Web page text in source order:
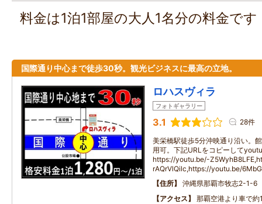
料金は1泊1部屋の大人1名分の料金で
国際通り中心まで徒歩30秒。観光ビジネスに最高の立地。
ロハスヴィラ
フォトギャラリー
3.1 28件
美栄橋駅徒歩5分沖映通り沿い。
用可。下記URLをコピーして
https://youtu.be/-
rAQrVlQilc,https://youtu.be/
住所
沖縄県那覇市牧志2-1-
アクセス
那覇空港より車で